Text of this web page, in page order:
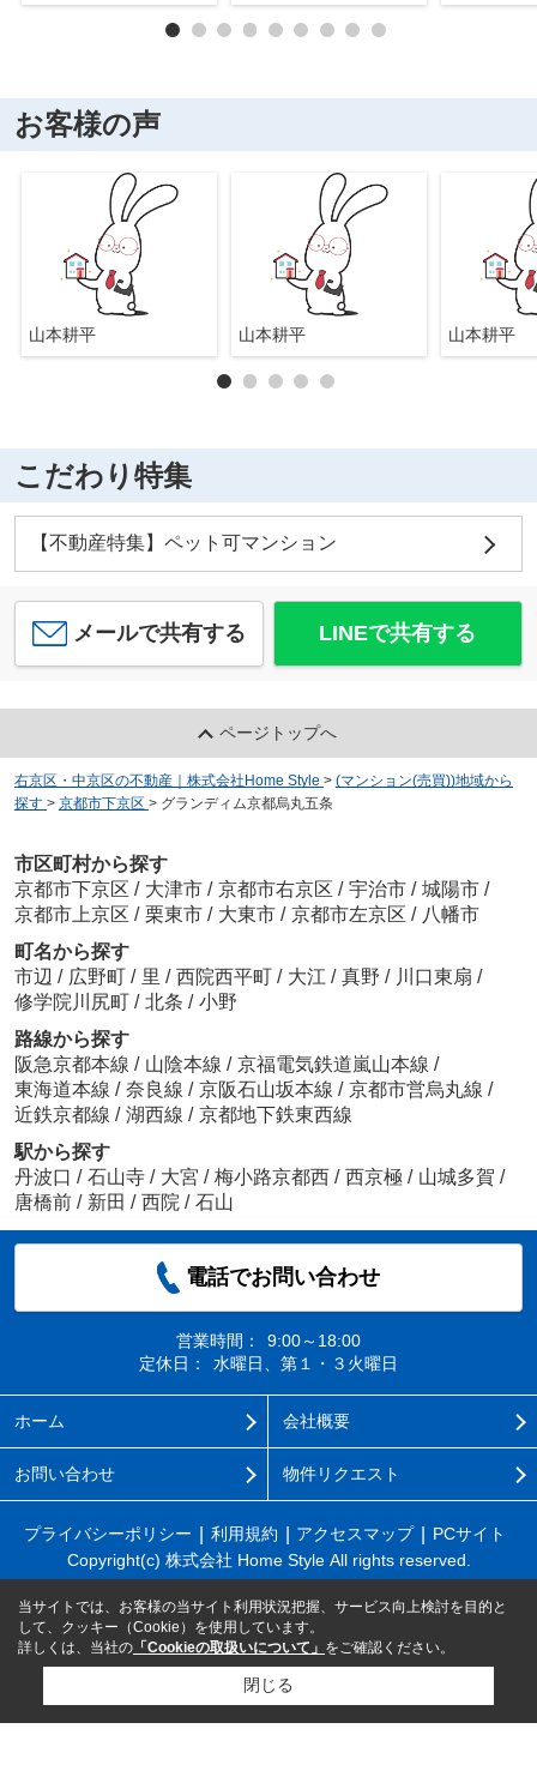
お客様の声
山本耕平 山本耕平 山本耕平
こだわり特集
【不動産特集】ペット可マンション
メールで共有する LINEで共有する
ページトップへ
右京区・中京区の不動産｜株式会社Home Style > (マンション(売買))地域から
探す > 京都市下京区 > グランディム京都烏丸五条
市区町村から探す
京都市下京区 / 大津市 / 京都市右京区 / 宇治市 / 城陽市 /
京都市上京区 / 栗東市 / 大東市 / 京都市左京区 / 八幡市
町名から探す
市辺 / 広野町 / 里 / 西院西平町 / 大江 / 真野 / 川口東扇 /
修学院川尻町 / 北条 / 小野
路線から探す
阪急京都本線 / 山陰本線 / 京福電気鉄道嵐山本線 /
東海道本線 / 奈良線 / 京阪石山坂本線 / 京都市営烏丸線 /
近鉄京都線 / 湖西線 / 京都地下鉄東西線
駅から探す
丹波口 / 石山寺 / 大宮 / 梅小路京都西 / 西京極 / 山城多賀 /
唐橋前 / 新田 / 西院 / 石山
電話でお問い合わせ
営業時間：
9:00～18:00
定休日：
水曜日、第１・３火曜日
ホーム 会社概要
お問い合わせ 物件リクエスト
プライバシーポリシー 利用規約 アクセスマップ
PCサイト
Copyright(c) 株式会社 Home Style All rights reserved.
当サイトでは、お客様の当サイト利用状況把握、サービス向上検討を目的と
して、クッキー（Cookie）を使用しています。
詳しくは、当社の 「Cookieの取扱いについて」 をご確認ください。
閉じる